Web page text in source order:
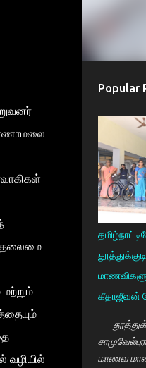
தலைமை
வழியில்
Popular
கீதாஜீவன்
மாணவ